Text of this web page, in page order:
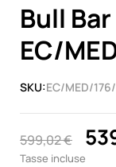
Bull
EC/
SKU:EC/MED/
599,02 €
Tasse incluse